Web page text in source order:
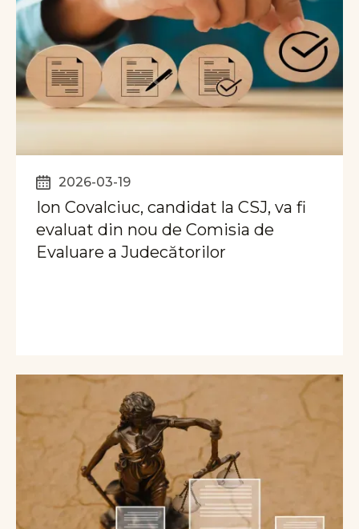
2026-03-19
Ion Covalciuc, candidat la CSJ, va fi
evaluat din nou de Comisia de
Evaluare a Judecătorilor